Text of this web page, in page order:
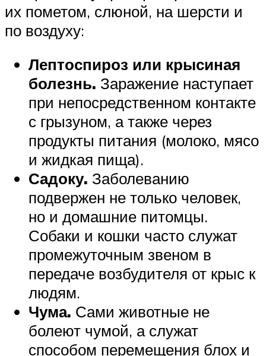
их пометом, слюной, на шерсти и
по воздуху:
Лептоспироз или крысиная
болезнь. Заражение наступает
при непосредственном контакте
с грызуном, а также через
продукты питания (молоко, мясо
и жидкая пища).
Садоку. Заболеванию
подвержен не только человек,
но и домашние питомцы.
Собаки и кошки часто служат
промежуточным звеном в
передаче возбудителя от крыс к
людям.
Чума. Сами животные не
болеют чумой, а служат
способом перемещения блох и